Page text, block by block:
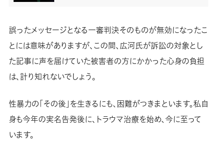
誤ったメッセージとなる一審判決そのものが無効になったこ
とには意味がありますが、この間、広河氏が訴訟の対象とし
た記事に声を届けていた被害者の方にかかった心身の負担
は、計り知れないでしょう。
性暴力の「その後」を生きるにも、困難がつきまといます。私自
身も今年の実名告発後に、トラウマ治療を始め、今に至って
います。